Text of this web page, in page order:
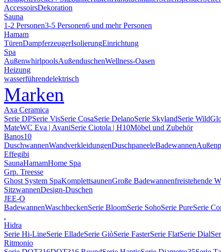
AccessoirsDekoration
Sauna
1-2 Personen3-5 Personen6 und mehr Personen
Hamam
TürenDampferzeugerIsolierungEinrichtung
Spa
AußenwhirlpoolsAußenduschenWellness-Oasen
Heizung
wasserführendelektrisch
Marken
Axa Ceramica
Serie DPSerie VisSerie CosaSerie DelanoSerie SkylandSerie Wild
MateWC Eva | AvaniSerie Ciotola | H10Möbel und Zubehör
Banos10
DuschwannenWandverkleidungenDuschpaneeleBadewannen
Effegibi
SaunaHamamHome Spa
Grp. Treesse
Ghost System SpaKomplettsaunenGroße Badewannenfreistehende
SitzwannenDesign-Duschen
JEE-O
BadewannenWaschbeckenSerie BloomSerie SohoSerie PureSerie
.
Hidra
Serie Hi-LineSerie ElladeSerie GiòSerie FasterSerie FlatSerie Dial
Ritmonio